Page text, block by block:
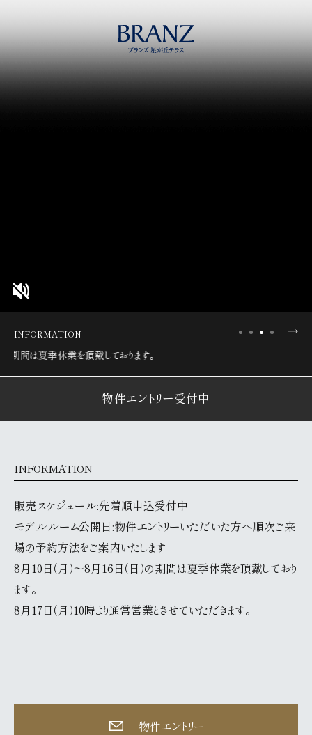
<<公式>>
INFORMATION
ております。
物件エントリー受付中
INFORMATION
販売スケジュール:先着順申込受付中
モデルルーム公開日:物件エントリーいただいた方へ順次ご来
場の予約方法をご案内いたします
8月10日（月）～8月16日（日）の期間は夏季休業を頂戴しており
ます。
8月17日（月）10時より通常営業とさせていただきます。
物件エントリー